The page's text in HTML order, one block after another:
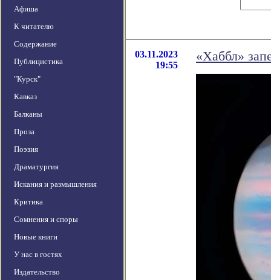
Афиша
К читателю
Содержание
Публицистика
"Курск"
Кавказ
Балканы
Проза
Поэзия
Драматургия
Искания и размышления
Критика
Сомнения и споры
Новые книги
У нас в гостях
Издательство
03.11.2023
19:55
«Хаббл»